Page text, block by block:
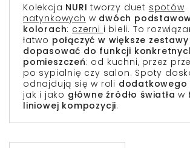
Kolekcja NURItworzy duet spotów
natynkowych w dwóch
kolorach: czerni i bieli. To
łatwo połączyć w większe zestawy
dopasować do funkcji
pomieszczeń: od kuchni, przez
po sypialnię czy salon. Spoty
odnajdują się w roli dodatkowego
jak i jako główne źródło światła w
liniowej kompozycji.